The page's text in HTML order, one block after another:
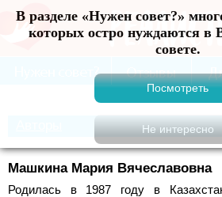
В разделе «Нужен совет?»
которых остро нуждаются в
совете.
Машкина Мария Вячеславовна
Родилась в 1987 году в